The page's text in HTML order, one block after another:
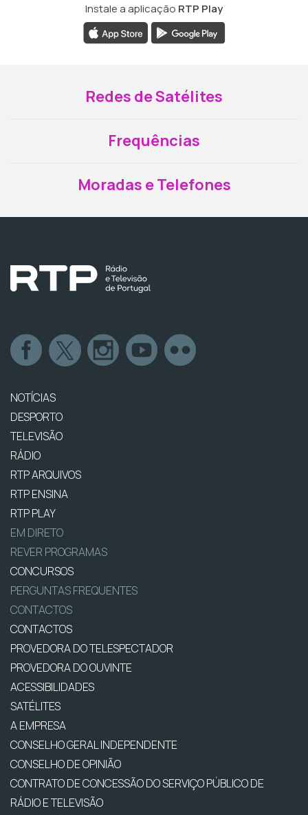
Instale a aplicação RTP Play
Redes de Satélites
Frequências
Moradas e Telefones
NOTÍCIAS
DESPORTO
TELEVISÃO
RÁDIO
RTP ARQUIVOS
RTP ENSINA
RTP PLAY
EM DIRETO
REVER PROGRAMAS
CONCURSOS
PERGUNTAS FREQUENTES
CONTACTOS
CONTACTOS
PROVEDORA DO TELESPECTADOR
PROVEDORA DO OUVINTE
ACESSIBILIDADES
SATÉLITES
A EMPRESA
CONSELHO GERAL INDEPENDENTE
CONSELHO DE OPINIÃO
CONTRATO DE CONCESSÃO DO SERVIÇO PÚBLICO DE
RÁDIO E TELEVISÃO